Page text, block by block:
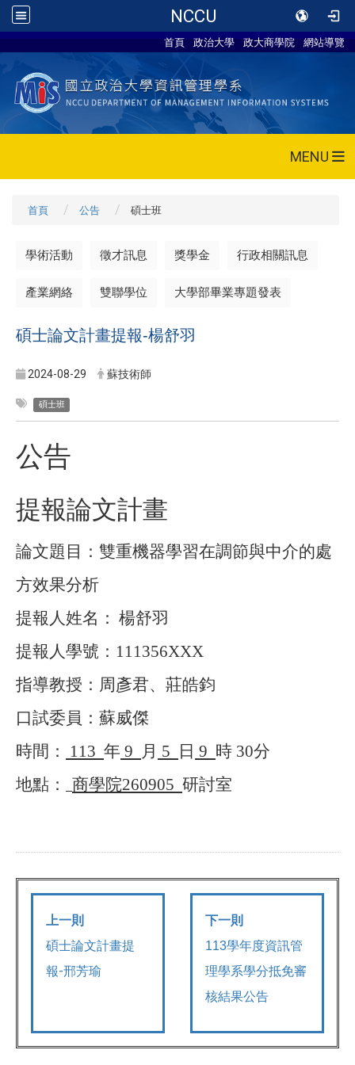
NCCU
首頁 政治大學 政大商學院 網站導覽
MENU
首頁 公告 碩士班
學術活動 徵才訊息 獎學金 行政相關訊息
產業網絡 雙聯學位 大學部畢業專題發表
碩士論文計畫提報-楊舒羽
2024-08-29 蘇技術師
碩士班
公告
提報論文計畫
論文題目： 雙重機器學習在調節與中介的處
方效果分析
提報人姓名： 楊舒羽
提報人學號： 111356XXX
指導教授： 周彥君、莊皓鈞
口試委員： 蘇威傑
時間：
113 年 9 月 5 日 9 時 30分
地點：
商學院260905 研討室
上一則
碩士論文計畫提
報-邢芳瑜
下一則
113學年度資訊管
理學系學分抵免審
核結果公告